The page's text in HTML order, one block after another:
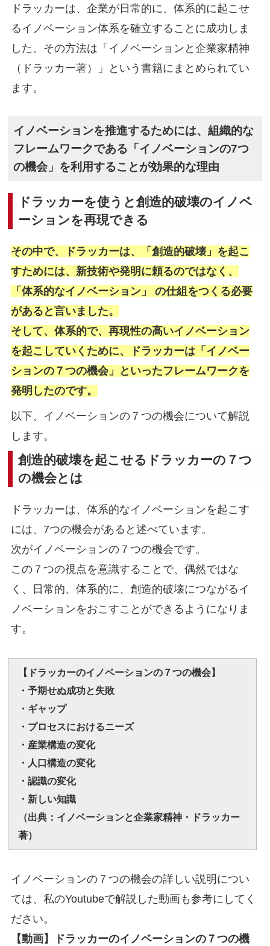
ドラッカーは、企業が日常的に、体系的に起こせ
るイノベーション体系を確立することに成功しま
した。その方法は「イノベーションと企業家精神
（ドラッカー著）」という書籍にまとめられてい
ます。
イノベーションを推進するためには、組織的な
フレームワークである「イノベーションの7つ
の機会」を利用することが効果的な理由
ドラッカーを使うと創造的破壊のイノベ
ーションを再現できる
その中で、ドラッカーは、「創造的破壊」を起こ
すためには、新技術や発明に頼るのではなく、
「体系的なイノベーション」 の仕組をつくる必要
があると言いました。
そして、体系的で、再現性の高いイノベーション
を起こしていくために、ドラッカーは「イノベー
ションの７つの機会」といったフレームワークを
発明したのです。
以下、イノベーションの７つの機会について解説
します。
創造的破壊を起こせるドラッカーの７つ
の機会とは
ドラッカーは、体系的なイノベーションを起こす
には、7つの機会があると述べています。
次がイノベーションの７つの機会です。
この７つの視点を意識することで、偶然ではな
く、日常的、体系的に、創造的破壊につながるイ
ノベーションをおこすことができるようになりま
す。
【ドラッカーのイノベーションの７つの機会】
・予期せぬ成功と失敗
・ギャップ
・プロセスにおけるニーズ
・産業構造の変化
・人口構造の変化
・認識の変化
・新しい知識
（出典：イノベーションと企業家精神・ドラッカー
著）
イノベーションの７つの機会の詳しい説明につい
ては、私のYoutubeで解説した動画も参考にしてく
ださい。
【動画】ドラッカーのイノベーションの７つの機